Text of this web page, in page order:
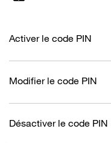
Activer le code PIN
Modifier le code PIN
Désactiver le code PIN